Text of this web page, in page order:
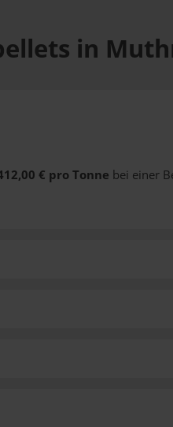
in
€ pro Tonne bei einer